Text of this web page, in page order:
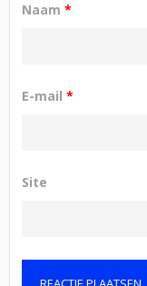
Naam*
E-mail*
Site